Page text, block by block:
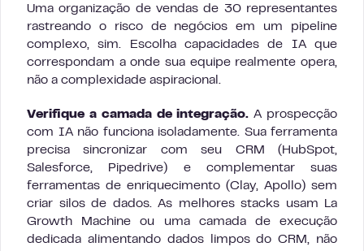
Uma organização de vendas de 30 representantes
rastreando o risco de negócios em um pipeline
complexo, sim. Escolha capacidades de IA que
correspondam a onde sua equipe realmente opera,
não a complexidade aspiracional.
Verifique a camada de integração. A prospecção
com IA não funciona isoladamente. Sua ferramenta
precisa sincronizar com seu CRM (HubSpot,
Salesforce, Pipedrive) e complementar suas
ferramentas de enriquecimento (Clay, Apollo) sem
criar silos de dados. As melhores stacks usam La
Growth Machine ou uma camada de execução
dedicada alimentando dados limpos do CRM, não